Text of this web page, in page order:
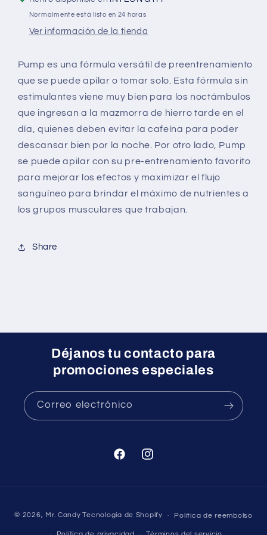
Normalmente está listo en 24 horas
Ver información de la tienda
Pump es una fórmula versátil de preentrenamiento
que se puede apilar o tomar solo. Esta fórmula sin
estimulantes viene muy bien para los noctámbulos
que ingresan a la mazmorra de hierro tarde en el
día, quienes deben evitar la cafeína para poder
descansar bien por la noche. Por otro lado, Pump
se puede apilar con su pre-entrenamiento favorito
para mejorar los efectos y maximizar el flujo
sanguíneo para brindar el máximo de nutrientes a
los grupos musculares que trabajan.
Share
Déjanos tu contacto para
promociones especiales
Correo electrónico
FacebookInstagram
de
© 2026, Mr. Candy Tecnología de Shopify Política de reembolso